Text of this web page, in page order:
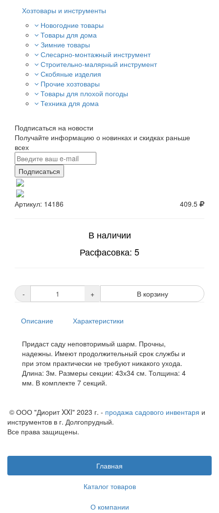
Хозтовары и инструменты
Новогодние товары
Товары для дома
Зимние товары
Слесарно-монтажный инструмент
Строительно-малярный инструмент
Скобяные изделия
Прочие хозтовары
Товары для плохой погоды
Техника для дома
Подписаться на новости
Получайте информацию о новинках и скидках раньше
всех
Подписаться
Артикул: 14186 409.5
В наличии
Расфасовка: 5
- + В корзину
Описание Характеристики
Придаст саду неповторимый шарм. Прочны,
надежны. Имеют продолжительный срок службы и
при этом практически не требуют никакого ухода.
Длина: 3м. Размеры секции: 43х34 см. Толщина: 4
мм. В комплекте 7 секций.
© ООО "Диорит XXI" 2023 г. - продажа садового инвентаря и
инструментов в г. Долгопрудный.
Все права защищены.
Главная
Каталог товаров
О компании